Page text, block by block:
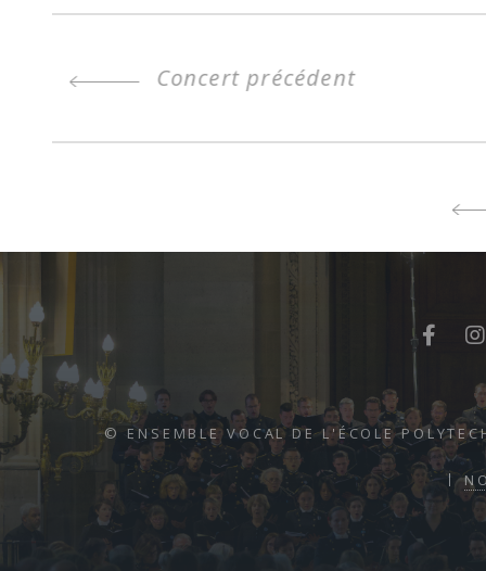
Concert précédent
© ENSEMBLE VOCAL DE L'ÉCOLE